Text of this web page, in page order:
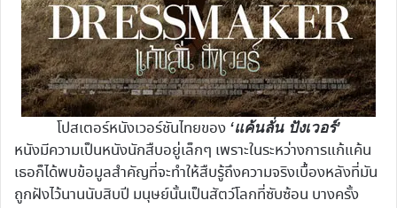
โปสเตอร์หนังเวอร์ชันไทยของ ‘แค้นลั่น ปังเวอร์’
หนังมีความเป็นหนังนักสืบอยู่เล็กๆ เพราะในระหว่างการแก้แค้น
เธอก็ได้พบข้อมูลสำคัญที่จะทำให้สืบรู้ถึงความจริงเบื้องหลังที่มัน
ถูกฝังไว้นานนับสิบปี มนุษย์นั้นเป็นสัตว์โลกที่ซับซ้อน บางครั้ง